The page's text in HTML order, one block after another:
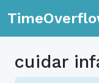
cuidar